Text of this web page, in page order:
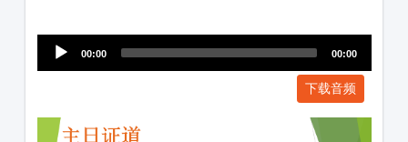
Player
00:00 00:00
下载音频